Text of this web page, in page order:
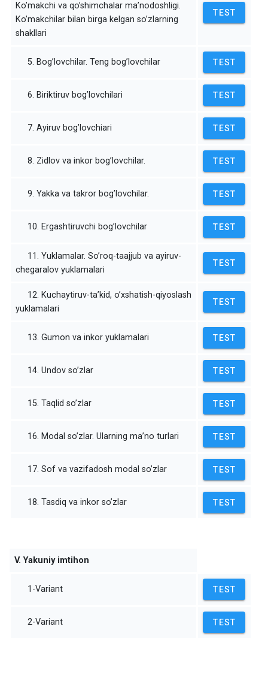
Ko’makchi va qo’shimchalar ma’nodoshligi.
Ko’makchilar bilan birga kelgan so’zlarning
shakllari
TEST
5. Bog’lovchilar. Teng bog’lovchilar TEST
6. Biriktiruv bog’lovchilari TEST
7. Ayiruv bog’lovchiari TEST
8. Zidlov va inkor bog’lovchilar. TEST
9. Yakka va takror bog’lovchilar. TEST
10. Ergashtiruvchi bog’lovchilar TEST
11. Yuklamalar. So’roq-taajjub va ayiruv-
chegaralov yuklamalari
TEST
12. Kuchaytiruv-ta’kid, o’xshatish-qiyoslash
yuklamalari
TEST
13. Gumon va inkor yuklamalari TEST
14. Undov so’zlar TEST
15. Taqlid so’zlar TEST
16. Modal so’zlar. Ularning ma’no turlari TEST
17. Sof va vazifadosh modal so’zlar TEST
18. Tasdiq va inkor so’zlar TEST
V. Yakuniy imtihon
1-Variant TEST
2-Variant TEST